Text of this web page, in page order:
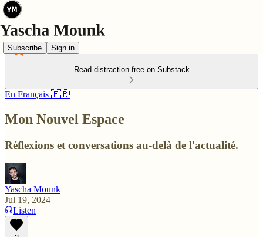
Subscribe Sign in
Read distraction-free on Substack
En Français 🇫🇷
Mon Nouvel Espace
Réflexions et conversations au-delà de l'actualité.
Yascha Mounk
Jul 19, 2024
Listen